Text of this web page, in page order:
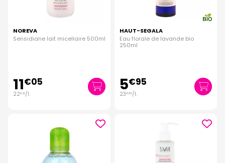
NOREVA
Sensidiane lait micellaire 500ml
11€05
22€ 10/l.
HAUT-SEGALA
Eau florale de lavande bio
250ml
5€95
23€80/l.